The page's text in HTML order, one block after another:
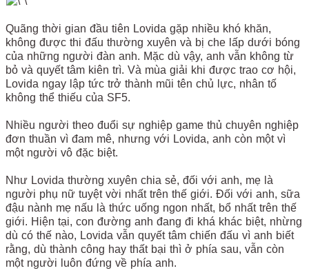
Quãng thời gian đầu tiên Lovida gặp nhiều khó khăn,
không được thi đấu thường xuyên và bị che lấp dưới bóng
của những người đàn anh. Mặc dù vậy, anh vẫn không từ
bỏ và quyết tâm kiên trì. Và mùa giải khi được trao cơ hội,
Lovida ngay lập tức trở thành mũi tên chủ lực, nhân tố
không thể thiếu của SF5.
Nhiều người theo đuổi sự nghiệp game thủ chuyên nghiệp
đơn thuần vì đam mê, nhưng với Lovida, anh còn một vì
một người vô đặc biệt.
Như Lovida thường xuyên chia sẻ, đối với anh, mẹ là
người phụ nữ tuyệt vời nhất trên thế giới. Đối với anh, sữa
đậu nành mẹ nấu là thức uống ngon nhất, bổ nhất trên thế
giới. Hiện tại, con đường anh đang đi khá khác biệt, nhừng
dù có thế nào, Lovida vẫn quyết tâm chiến đấu vì anh biết
rằng, dù thành công hay thất bại thì ở phía sau, vẫn còn
một người luôn đứng về phía anh.